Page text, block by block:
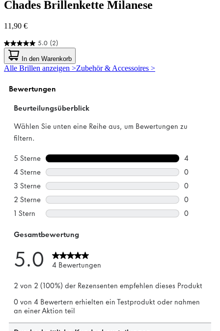
Chades Brillenkette Milanese
11,90 €
5.0 (2)
5.0
von
5
Sternen.
Bewertungen
In den Warenkorb
Alle Brillen anzeigen >Zubehör & Accessoires >